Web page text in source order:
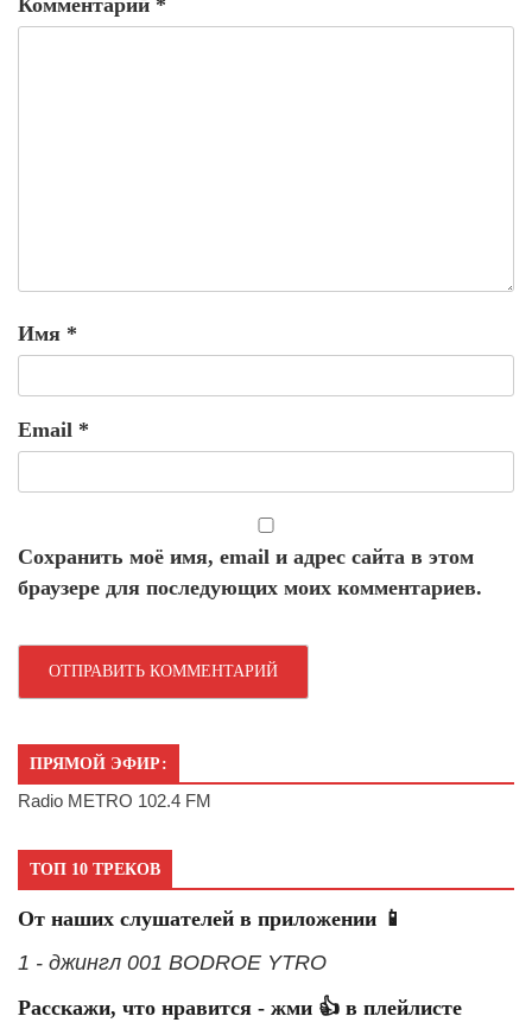
Имя *
Email *
Сохранить моё имя, email и адрес сайта в этом
браузере для последующих моих комментариев.
ПРЯМОЙ ЭФИР:
Radio METRO 102.4 FM
ТОП 10 ТРЕКОВ
От наших слушателей в приложении 📱
1 - джингл 001 BODROE YTRO
Расскажи, что нравится - жми 👍 в плейлисте